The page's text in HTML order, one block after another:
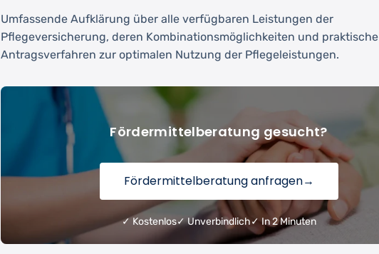
Umfassende Aufklärung über alle verfügbaren Leistungen der
Pflegeversicherung, deren Kombinationsmöglichkeiten und praktische
Antragsverfahren zur optimalen Nutzung der Pflegeleistungen.
Fördermittelberatung gesucht?
Fördermittelberatung anfragen→
✓ Kostenlos✓ Unverbindlich✓ In 2 Minuten